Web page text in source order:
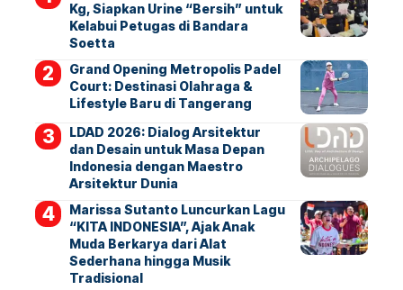
Kg, Siapkan Urine “Bersih” untuk
Kelabui Petugas di Bandara
Soetta
Grand Opening Metropolis Padel
Court: Destinasi Olahraga &
Lifestyle Baru di Tangerang
LDAD 2026: Dialog Arsitektur
dan Desain untuk Masa Depan
Indonesia dengan Maestro
Arsitektur Dunia
Marissa Sutanto Luncurkan Lagu
“KITA INDONESIA”, Ajak Anak
Muda Berkarya dari Alat
Sederhana hingga Musik
Tradisional